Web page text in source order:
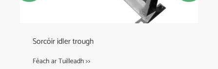
Sorcóir idler trough
Féach ar Tuilleadh >>